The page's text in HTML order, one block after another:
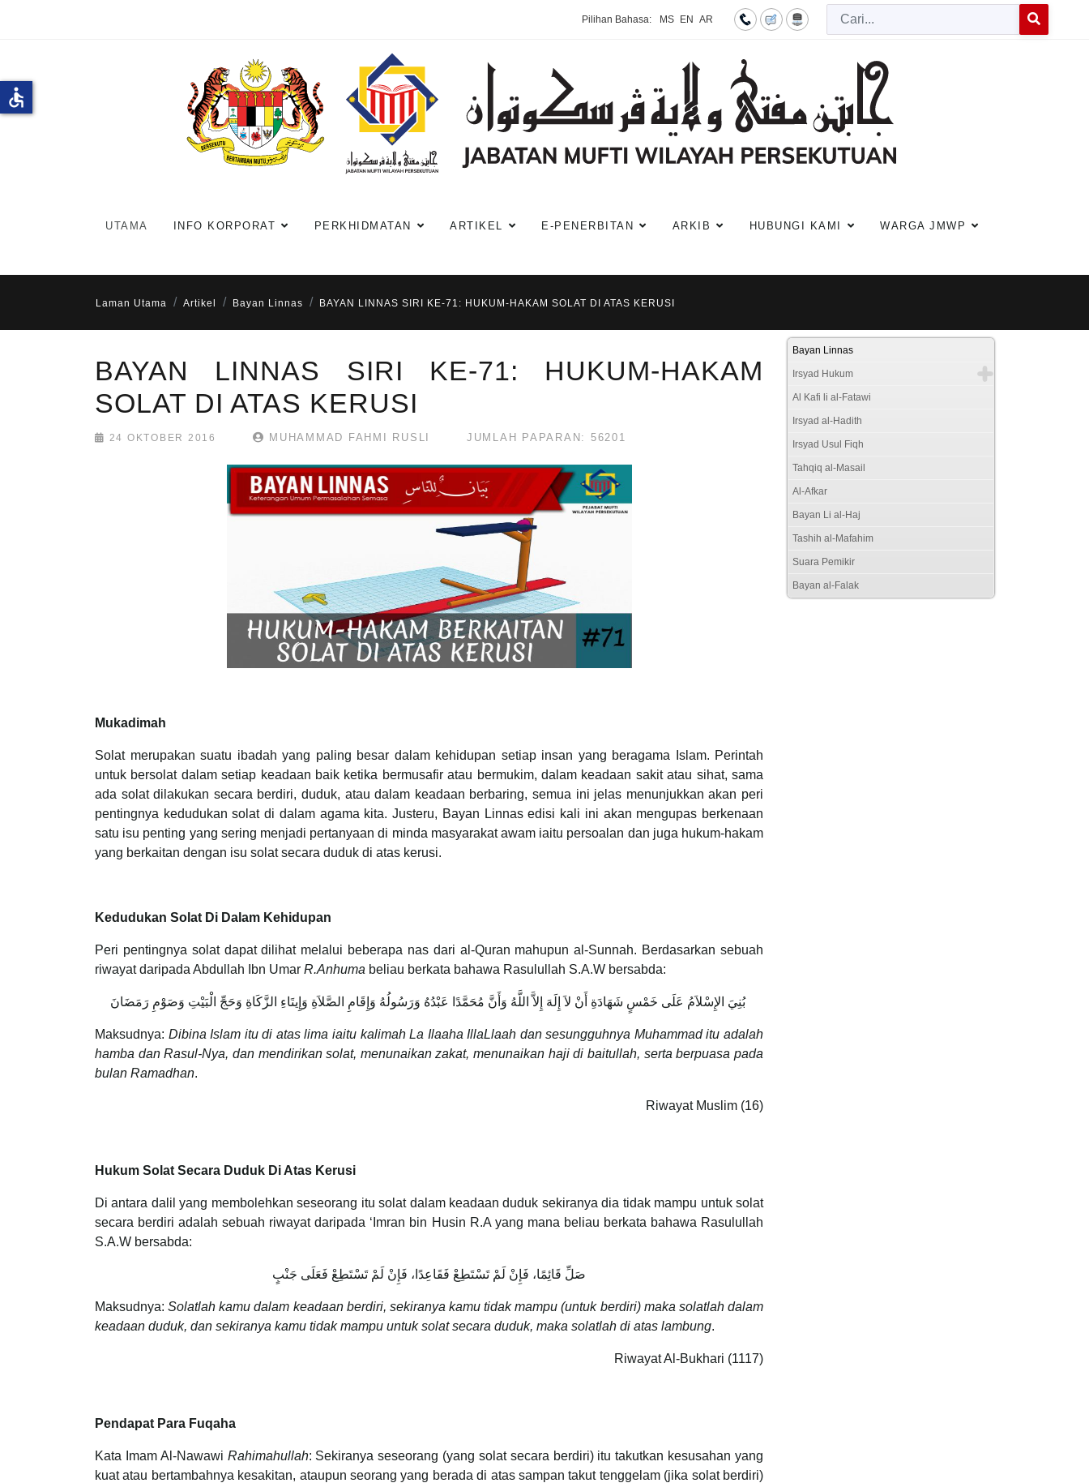
Pilihan Bahasa: MS EN AR
Cari
UTAMA INFO KORPORAT PERKHIDMATAN ARTIKEL E-PENERBITAN ARKIB HUBUNGI KAMI WARGA JMWP
Laman Utama Artikel Bayan Linnas BAYAN LINNAS SIRI KE-71: HUKUM-HAKAM SOLAT DI ATAS KERUSI
BAYAN LINNAS SIRI KE-71: HUKUM-HAKAM
SOLAT DI ATAS KERUSI
24 OKTOBER 2016 MUHAMMAD FAHMI RUSLI JUMLAH PAPARAN: 56201
Mukadimah
Solat merupakan suatu ibadah yang paling besar dalam kehidupan setiap insan yang beragama Islam. Perintah
untuk bersolat dalam setiap keadaan baik ketika bermusafir atau bermukim, dalam keadaan sakit atau sihat, sama
ada solat dilakukan secara berdiri, duduk, atau dalam keadaan berbaring, semua ini jelas menunjukkan akan peri
pentingnya kedudukan solat di dalam agama kita. Justeru, Bayan Linnas edisi kali ini akan mengupas berkenaan
satu isu penting yang sering menjadi pertanyaan di minda masyarakat awam iaitu persoalan dan juga hukum-hakam
yang berkaitan dengan isu solat secara duduk di atas kerusi.
Kedudukan Solat Di Dalam Kehidupan
Peri pentingnya solat dapat dilihat melalui beberapa nas dari al-Quran mahupun al-Sunnah. Berdasarkan sebuah
riwayat daripada Abdullah Ibn Umar R.Anhuma beliau berkata bahawa Rasulullah S.A.W bersabda:
‏ بُنِيَ الإِسْلاَمُ عَلَى خَمْسٍ شَهَادَةِ أَنْ لاَ إِلَهَ إِلاَّ اللَّهُ وَأَنَّ مُحَمَّدًا عَبْدُهُ وَرَسُولُهُ وَإِقَامِ الصَّلاَةِ وَإِيتَاءِ الزَّكَاةِ وَحَجِّ الْبَيْتِ وَصَوْمِ رَمَضَانَ
Maksudnya: Dibina Islam itu di atas lima iaitu kalimah La Ilaaha IllaLlaah dan sesungguhnya Muhammad itu adalah
hamba dan Rasul-Nya, dan mendirikan solat, menunaikan zakat, menunaikan haji di baitullah, serta berpuasa pada
bulan Ramadhan.
Riwayat Muslim (16)
Hukum Solat Secara Duduk Di Atas Kerusi
Di antara dalil yang membolehkan seseorang itu solat dalam keadaan duduk sekiranya dia tidak mampu untuk solat
secara berdiri adalah sebuah riwayat daripada ‘Imran bin Husin R.A yang mana beliau berkata bahawa Rasulullah
S.A.W bersabda:
Maksudnya:Solatlah kamu dalam keadaan berdiri, sekiranya kamu tidak mampu (untuk berdiri) maka solatlah dalam
keadaan duduk, dan sekiranya kamu tidak mampu untuk solat secara duduk, maka solatlah di atas lambung.
Riwayat Al-Bukhari (1117)
Pendapat Para Fuqaha
Kata Imam Al-Nawawi Rahimahullah: Sekiranya seseorang (yang solat secara berdiri) itu takutkan kesusahan yang
kuat atau bertambahnya kesakitan, ataupun seorang yang berada di atas sampan takut tenggelam (jika solat berdiri)
Bayan Linnas
Irsyad Hukum
Al Kafi li al-Fatawi
Irsyad al-Hadith
Irsyad Usul Fiqh
Tahqiq al-Masail
Al-Afkar
Bayan Li al-Haj
Tashih al-Mafahim
Suara Pemikir
Bayan al-Falak
accessible